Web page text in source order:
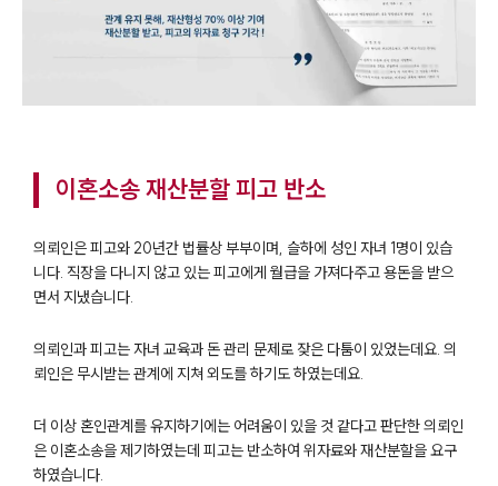
이혼소송 재산분할 피고 반소
의뢰인은 피고와 20년간 법률상 부부이며, 슬하에 성인 자녀 1명이 있습
니다. 직장을 다니지 않고 있는 피고에게 월급을 가져다주고 용돈을 받으
면서 지냈습니다.
의뢰인과 피고는 자녀 교육과 돈 관리 문제로 잦은 다툼이 있었는데요. 의
뢰인은 무시받는 관계에 지쳐 외도를 하기도 하였는데요.
더 이상 혼인관계를 유지하기에는 어려움이 있을 것 같다고 판단한 의뢰인
은 이혼소송을 제기하였는데 피고는 반소하여 위자료와 재산분할을 요구
하였습니다.